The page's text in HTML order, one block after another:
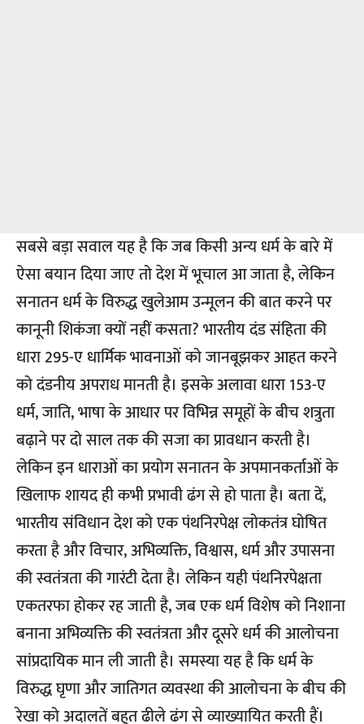
सबसे बड़ा सवाल यह है कि जब किसी अन्य धर्म के बारे में
ऐसा बयान दिया जाए तो देश में भूचाल आ जाता है, लेकिन
सनातन धर्म के विरुद्ध खुलेआम उन्मूलन की बात करने पर
कानूनी शिकंजा क्यों नहीं कसता? भारतीय दंड संहिता की
धारा 295-ए धार्मिक भावनाओं को जानबूझकर आहत करने
को दंडनीय अपराध मानती है। इसके अलावा धारा 153-ए
धर्म, जाति, भाषा के आधार पर विभिन्न समूहों के बीच शत्रुता
बढ़ाने पर दो साल तक की सजा का प्रावधान करती है।
लेकिन इन धाराओं का प्रयोग सनातन के अपमानकर्ताओं के
खिलाफ शायद ही कभी प्रभावी ढंग से हो पाता है। बता दें,
भारतीय संविधान देश को एक पंथनिरपेक्ष लोकतंत्र घोषित
करता है और विचार, अभिव्यक्ति, विश्वास, धर्म और उपासना
की स्वतंत्रता की गारंटी देता है। लेकिन यही पंथनिरपेक्षता
एकतरफा होकर रह जाती है, जब एक धर्म विशेष को निशाना
बनाना अभिव्यक्ति की स्वतंत्रता और दूसरे धर्म की आलोचना
सांप्रदायिक मान ली जाती है। समस्या यह है कि धर्म के
विरुद्ध घृणा और जातिगत व्यवस्था की आलोचना के बीच की
रेखा को अदालतें बहुत ढीले ढंग से व्याख्यायित करती हैं।